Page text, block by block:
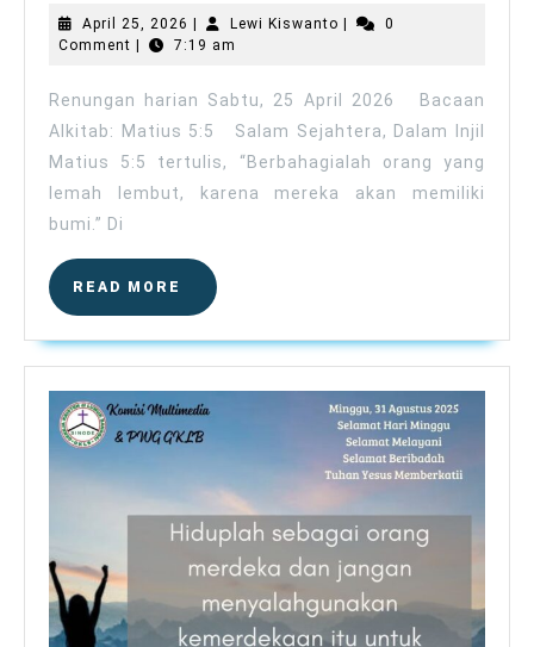
Sabtu,
25
2026
April 25, 2026 April
25,
Lewi Kiswanto Lewi
0
Comment
7:19 am
Renungan harian Sabtu, 25 April 2026 Bacaan
Alkitab: Matius 5:5 Salam Sejahtera, Dalam Injil
Matius 5:5 tertulis, “Berbahagialah orang yang
lemah lembut, karena mereka akan memiliki
bumi.” Di
READ MORE
READ
MORE